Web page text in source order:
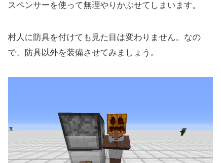
スペンサーを使って無理やりかぶせてしまいます。
村人に防具を付けても見た目は変わりません。なの
で、防具以外を装備させてみましょう。